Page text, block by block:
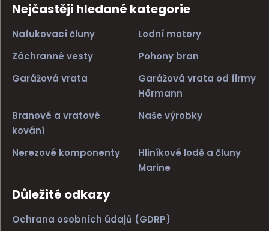
Nejčastěji hledané kategorie
Nafukovací čluny
Lodní motory
Záchranné vesty
Pohony bran
Garážová vrata
Garážová vrata od firmy
Hörmann
Branové a vratové
kování
Naše výrobky
Nerezové komponenty
Hliníkové lodě a čluny
Marine
Důležité odkazy
Ochrana osobních údajů (GDRP)